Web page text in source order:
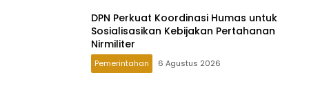
DPN Perkuat Koordinasi Humas untuk
Sosialisasikan Kebijakan Pertahanan
Nirmiliter
Pemerintahan 6 Agustus 2026